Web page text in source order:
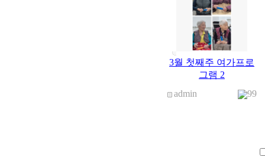
3월 첫째주 여가프로
그램 2
admin
99